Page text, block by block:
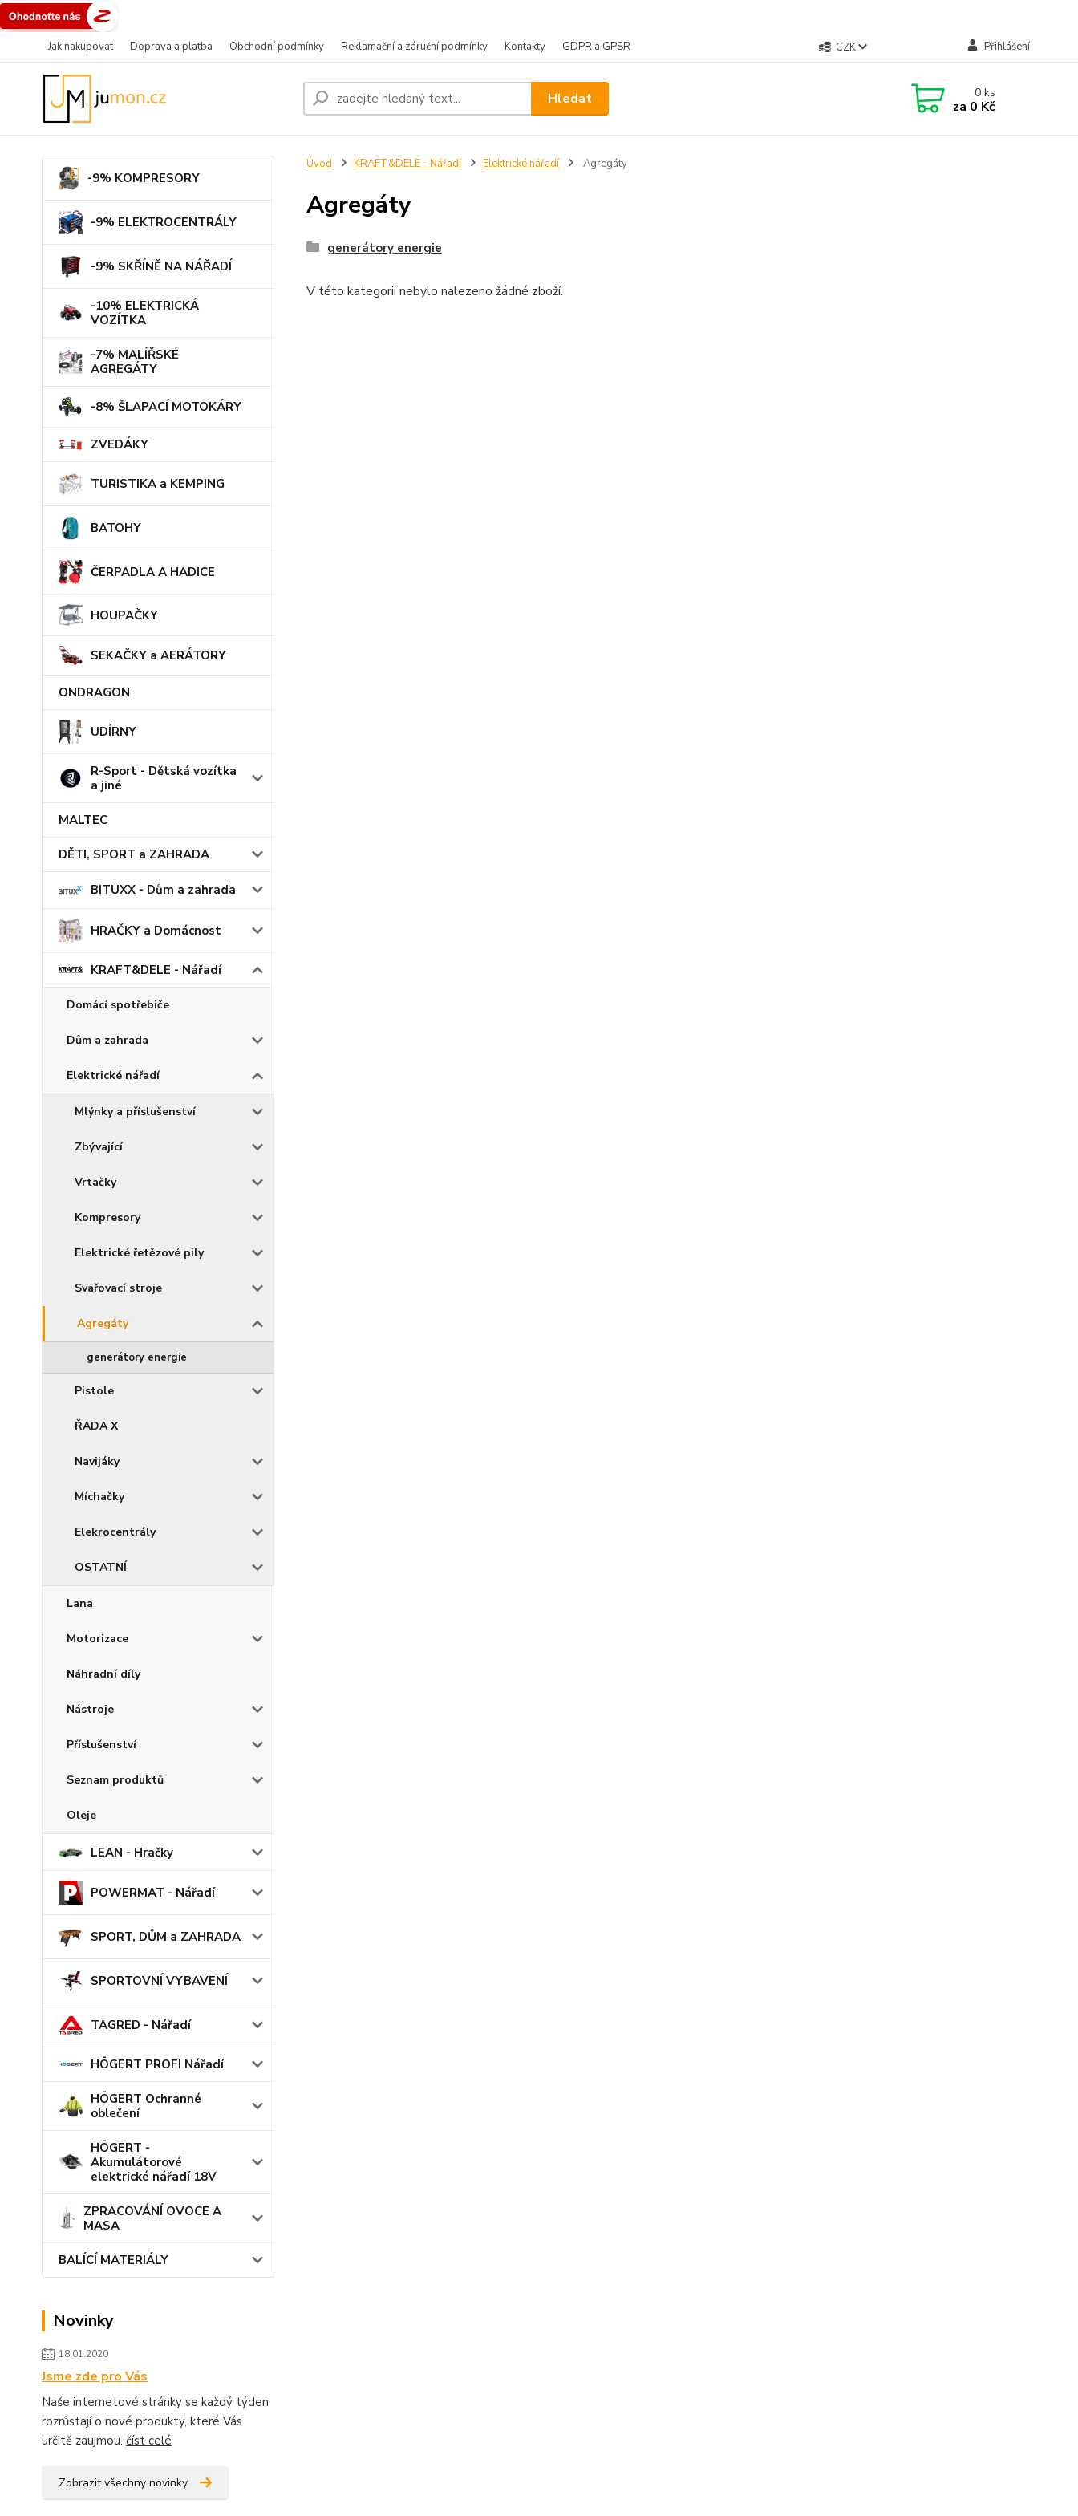
Jak nakupovat Doprava a platba Obchodní podmínky Reklamační a záruční podmínky Kontakty GDPR a GPSR CZK Přihlášení
Hledat 0ks
za 0 Kč
-9% KOMPRESORY
-9% ELEKTROCENTRÁLY
-9% SKŘÍNĚ NA NÁŘADÍ
-10% ELEKTRICKÁ
VOZÍTKA
-7% MALÍŘSKÉ
AGREGÁTY
-8% ŠLAPACÍ MOTOKÁRY
ZVEDÁKY
TURISTIKA a KEMPING
BATOHY
ČERPADLA A HADICE
HOUPAČKY
SEKAČKY a AERÁTORY
ONDRAGON
UDÍRNY
R-Sport - Dětská vozítka
a jiné
MALTEC
DĚTI, SPORT a ZAHRADA
BITUXX - Dům a zahrada
HRAČKY a Domácnost
KRAFT&DELE - Nářadí
Domácí spotřebiče
Dům a zahrada
Elektrické nářadí
Mlýnky a příslušenství
Zbývající
Vrtačky
Kompresory
Elektrické řetězové pily
Svařovací stroje
Agregáty
generátory energie
Pistole
ŘADA X
Navijáky
Míchačky
Elekrocentrály
OSTATNÍ
Lana
Motorizace
Náhradní díly
Nástroje
Příslušenství
Seznam produktů
Oleje
LEAN - Hračky
POWERMAT - Nářadí
SPORT, DŮM a ZAHRADA
SPORTOVNÍ VYBAVENÍ
TAGRED - Nářadí
HÖGERT PROFI Nářadí
HÖGERT Ochranné
oblečení
HÖGERT -
Akumulátorové
elektrické nářadí 18V
ZPRACOVÁNÍ OVOCE A
MASA
BALÍCÍ MATERIÁLY
Novinky
18.01.2020
Jsme zde pro Vás
Naše internetové stránky se každý týden
rozrůstají o nové produkty, které Vás
určitě zaujmou. číst celé
Zobrazit všechny novinky
Úvod KRAFT&DELE - Nářadí Elektrické nářadí Agregáty
Agregáty
generátory energie
V této kategorii nebylo nalezeno žádné zboží.